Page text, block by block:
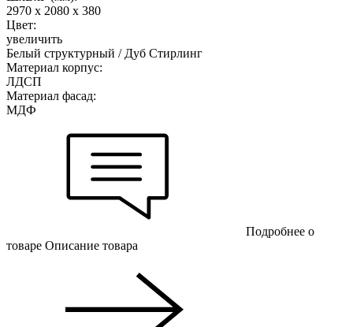
2970 х 2080 х 380
Цвет:
увеличить
Белый структурный / Дуб Стирлинг
Материал корпус:
ЛДСП
Материал фасад:
МДФ
Подробнее о
товаре Описание товара